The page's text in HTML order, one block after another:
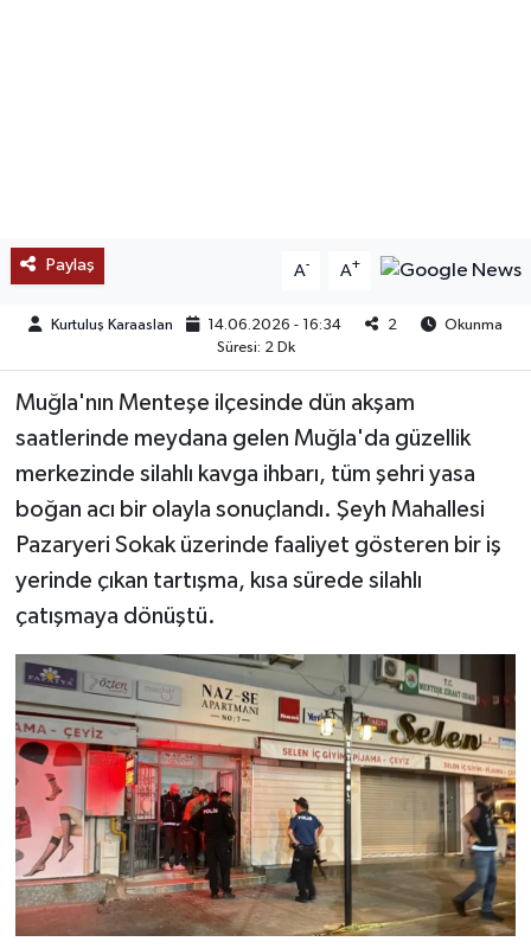
Paylaş A- A+
Kurtuluş Karaaslan 14.06.2026 - 16:34 2
Okunma
Süresi: 2 Dk
Muğla'nın Menteşe ilçesinde dün akşam
saatlerinde meydana gelen Muğla'da güzellik
merkezinde silahlı kavga ihbarı, tüm şehri yasa
boğan acı bir olayla sonuçlandı. Şeyh Mahallesi
Pazaryeri Sokak üzerinde faaliyet gösteren bir iş
yerinde çıkan tartışma, kısa sürede silahlı
çatışmaya dönüştü.
DÜNYA
TREND
OTOMOTİV
TEKNOLOJİ
YAŞAM
KÜLTÜR SANAT